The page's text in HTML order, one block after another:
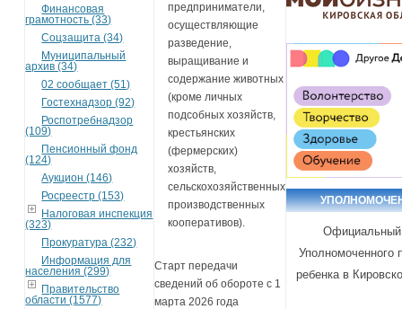
Финансовая
грамотность (33)
Соцзащита (34)
Муниципальный
архив (34)
02 сообщает (51)
Гостехнадзор (92)
Роспотребнадзор
(109)
Пенсионный фонд
(124)
Аукцион (146)
Росреестр (153)
Налоговая инспекция
(323)
Прокуратура (232)
Информация для
населения (299)
Правительство
области (1577)
предприниматели,
осуществляющие
разведение,
выращивание и
содержание животных
(кроме личных
подсобных хозяйств,
крестьянских
(фермерских)
хозяйств,
сельскохозяйственных
производственных
кооперативов).
Старт передачи
сведений об обороте с 1
марта 2026 года
Официальный
Уполномоченного
ребенка в